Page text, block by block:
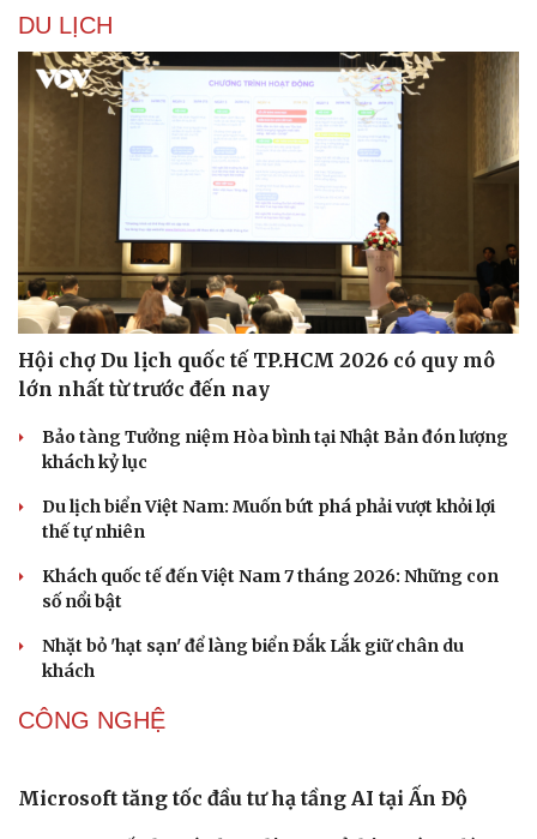
Nhi khoa
Nam khoa
Làm đẹp - giảm cân
Phòng mạch online
Ăn sạch sống khỏe
DU LỊCH
Hội chợ Du lịch quốc tế TP.HCM 2026 có quy mô
lớn nhất từ trước đến nay
Bảo tàng Tưởng niệm Hòa bình tại Nhật Bản đón lượng
khách kỷ lục
Du lịch biển Việt Nam: Muốn bứt phá phải vượt khỏi lợi
thế tự nhiên
Khách quốc tế đến Việt Nam 7 tháng 2026: Những con
số nổi bật
Nhặt bỏ 'hạt sạn' để làng biển Đắk Lắk giữ chân du
khách
CÔNG NGHỆ